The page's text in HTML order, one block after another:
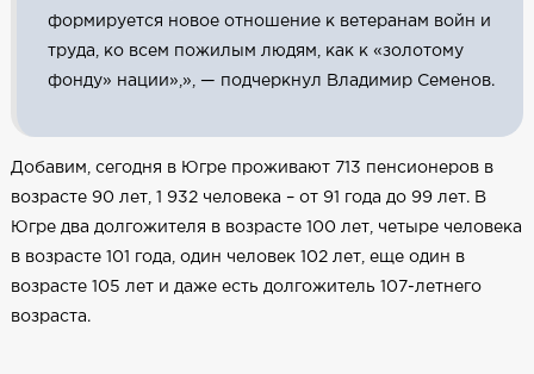
формируется новое отношение к ветеранам войн и
труда, ко всем пожилым людям, как к «золотому
фонду» нации»,», — подчеркнул Владимир Семенов.
Добавим, сегодня в Югре проживают 713 пенсионеров в
возрасте 90 лет, 1 932 человека – от 91 года до 99 лет. В
Югре два долгожителя в возрасте 100 лет, четыре человека
в возрасте 101 года, один человек 102 лет, еще один в
возрасте 105 лет и даже есть долгожитель 107-летнего
возраста.